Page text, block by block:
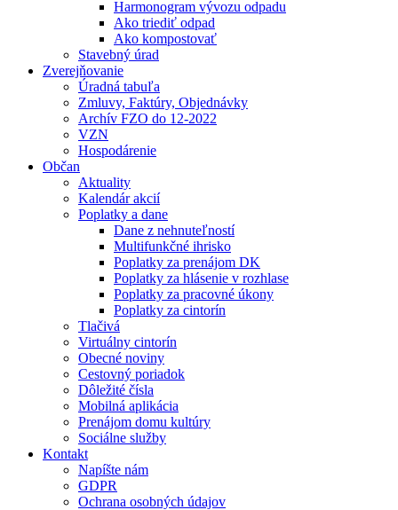
Harmonogram vývozu odpadu
Ako triediť odpad
Ako kompostovať
Stavebný úrad
Zverejňovanie
Úradná tabuľa
Zmluvy, Faktúry, Objednávky
Archív FZO do 12-2022
VZN
Hospodárenie
Občan
Aktuality
Kalendár akcií
Poplatky a dane
Dane z nehnuteľností
Multifunkčné ihrisko
Poplatky za prenájom DK
Poplatky za hlásenie v rozhlase
Poplatky za pracovné úkony
Poplatky za cintorín
Tlačivá
Virtuálny cintorín
Obecné noviny
Cestovný poriadok
Dôležité čísla
Mobilná aplikácia
Prenájom domu kultúry
Sociálne služby
Kontakt
Napíšte nám
GDPR
Ochrana osobných údajov